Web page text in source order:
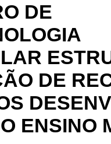
DE
DE
ENSINO